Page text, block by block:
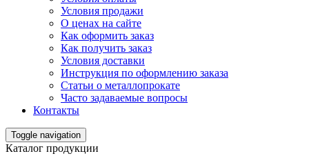
Условия продажи
О ценах на сайте
Как оформить заказ
Как получить заказ
Условия доставки
Инструкция по оформлению заказа
Статьи о металлопрокате
Часто задаваемые вопросы
Контакты
Toggle navigation
Каталог продукции